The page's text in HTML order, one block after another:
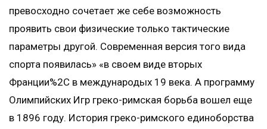
превосходно сочетает же себе возможность
проявить свои физические только тактические
параметры другой. Современная версия того вида
спорта появилась» «в своем виде вторых
Франции%2C в международых 19 века. А программу
Олимпийских Игр греко-римская борьба вошел еще
в 1896 году. История греко-римского единоборства